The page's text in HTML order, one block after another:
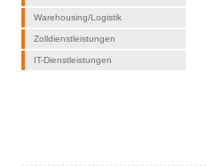
Warehousing/Logistik
Zolldienstleistungen
IT-Dienstleistungen